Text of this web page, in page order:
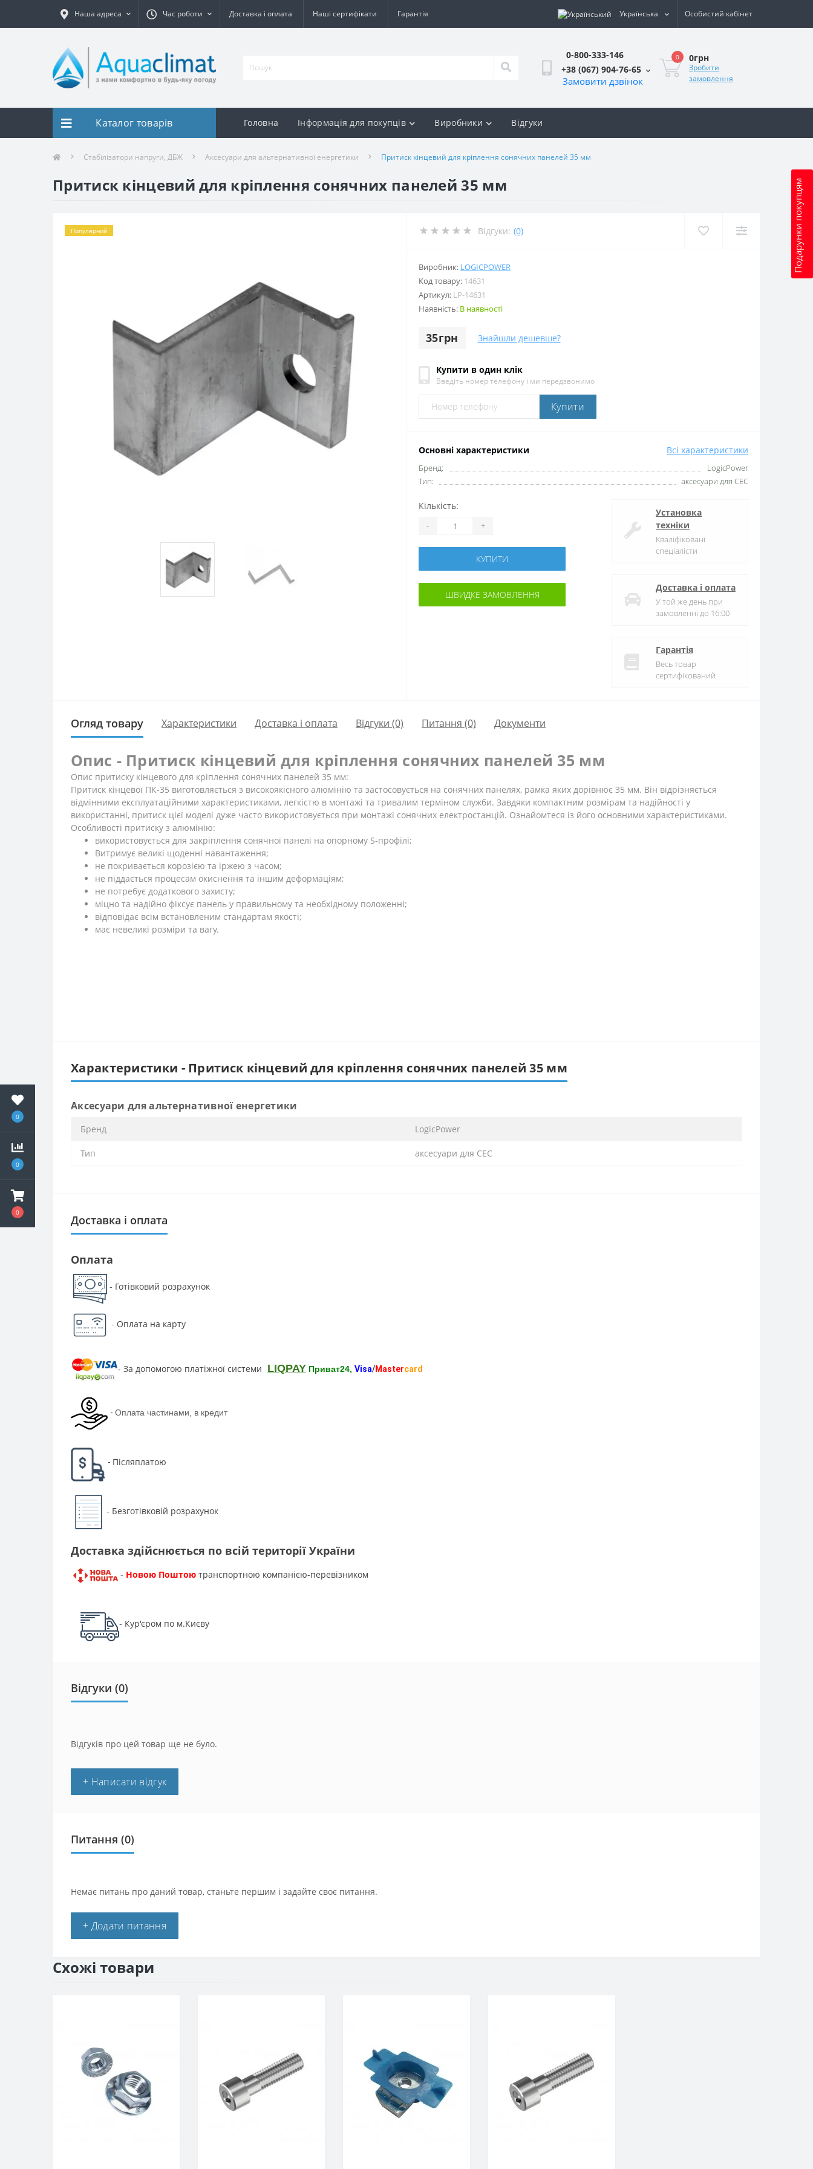
0
0
0
Наша адреса Час роботи Доставка і оплата Наші сертифікати Гарантія Українська Особистий кабінет
0-800-333-146
+38 (067) 904-76-65
Замовити дзвінок
0 0грн
Зробити
замовлення
Подарунки покупцям
Каталог товарів Головна Інформація для покупців Виробники Відгуки
Стабілізатори напруги, ДБЖ Аксесуари для альтернативної енергетики Притиск кінцевий для кріплення сонячних панелей 35 мм
Притиск кінцевий для кріплення сонячних панелей 35 мм
Популярний Відгуки: (0)
Виробник: LOGICPOWER
Код товару: 14631
Артикул: LP-14631
Наявність: В наявності
35грн Знайшли дешевше?
Купити в один клік
Введіть номер телефону і ми передзвонимо
Купити
Основні характеристики Всі характеристики
Бренд:
LogicPower
Тип:
аксесуари для СЕС
Кількість:
- +
КУПИТИ
ШВИДКЕ ЗАМОВЛЕННЯ
Установка
техніки
Кваліфіковані
спеціалісти
Доставка і оплата
У той же день при
замовленні до 16:00
Гарантія
Весь товар
сертифікований
Огляд товару Характеристики Доставка і оплата Відгуки (0) Питання (0) Документи
Опис - Притиск кінцевий для кріплення сонячних панелей 35 мм
Опис притиску кінцевого для кріплення сонячних панелей 35 мм:
Притиск кінцевої ПК-35 виготовляється з високоякісного алюмінію та застосовується на сонячних панелях, рамка яких дорівнює 35 мм. Він відрізняється
відмінними експлуатаційними характеристиками, легкістю в монтажі та тривалим терміном служби. Завдяки компактним розмірам та надійності у
використанні, притиск цієї моделі дуже часто використовується при монтажі сонячних електростанцій. Ознайомтеся із його основними характеристиками.
Особливості притиску з алюмінію:
використовується для закріплення сонячної панелі на опорному S-профілі;
Витримує великі щоденні навантаження;
не покривається корозією та іржею з часом;
не піддається процесам окиснення та іншим деформаціям;
не потребує додаткового захисту;
міцно та надійно фіксує панель у правильному та необхідному положенні;
відповідає всім встановленим стандартам якості;
має невеликі розміри та вагу.
Характеристики - Притиск кінцевий для кріплення сонячних панелей 35 мм
Аксесуари для альтернативної енергетики
Бренд LogicPower
Тип аксесуари для СЕС
Доставка і оплата
Оплата
- Готівковий розрахунок
- Оплата на карту
- За допомогою платіжної системи LIQPAY Приват24, Visa/Mastercard
- Оплата частинами, в кредит
- Післяплатою
- Безготівковій розрахунок
Доставка здійснюється по всій території України
- Новою Поштою транспортною компанією-перевізником
- Кур'єром по м.Києву
Відгуки (0)
Відгуків про цей товар ще не було.
+ Написати відгук
Питання (0)
Немає питань про даний товар, станьте першим і задайте своє питання.
+ Додати питання
Схожі товари